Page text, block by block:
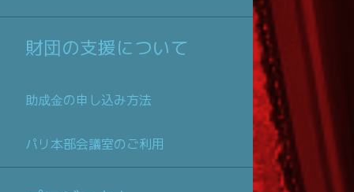
財団の支援について
助成金の申し込み方法
パリ本部会議室のご利用